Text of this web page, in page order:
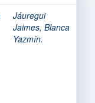
Jáuregui
Jaimes, Blanca
Yazmín.